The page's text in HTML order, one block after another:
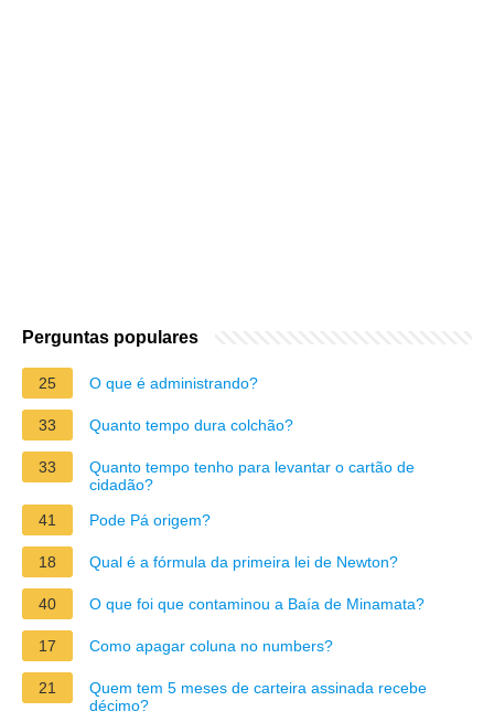
Perguntas populares
25 O que é administrando?
33 Quanto tempo dura colchão?
33
Quanto tempo tenho para levantar o cartão de
cidadão?
41
Pode Pá origem?
18 Qual é a fórmula da primeira lei de Newton?
40 O que foi que contaminou a Baía de Minamata?
17 Como apagar coluna no numbers?
21
Quem tem 5 meses de carteira assinada recebe
décimo?